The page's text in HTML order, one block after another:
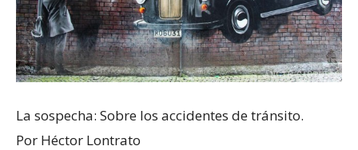
La sospecha: Sobre los accidentes de tránsito.
Por Héctor Lontrato